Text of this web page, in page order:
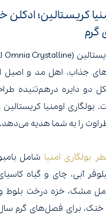
کریستالین؛ ادکلن
گرم
جذاب، اهل مد و
دایره درهم‌تنیده
بولگاری اومنیا
را به شما هدیه می‌دهد.
بولگاری امنیا شامل
آبی، چای و گیاه
مشک، خزه درخت بلوط
خنک، برای فصل‌های گرم سال